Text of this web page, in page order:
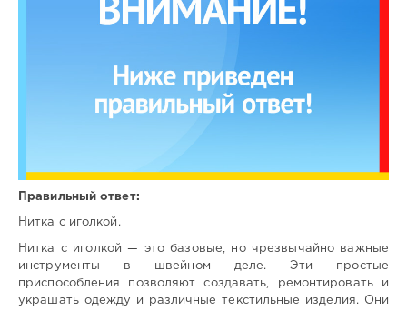
Правильный ответ:
Нитка с иголкой.
Нитка с иголкой — это базовые, но чрезвычайно важные
инструменты в швейном деле. Эти простые
приспособления позволяют создавать, ремонтировать и
украшать одежду и различные текстильные изделия. Они